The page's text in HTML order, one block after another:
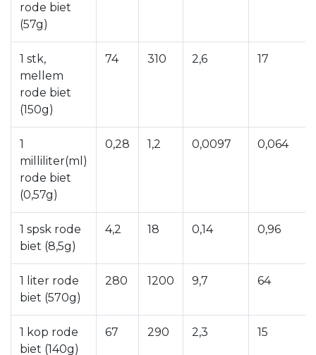
rode biet
(57g)
1 stk,
mellem
rode biet
(150g)
74 310 2,6 17
1
milliliter(ml)
rode biet
(0,57g)
0,28 1,2 0,0097 0,064
1 spsk rode
biet (8,5g)
4,2 18 0,14 0,96
1 liter rode
biet (570g)
280 1200 9,7 64
1 kop rode
biet (140g)
67 290 2,3 15